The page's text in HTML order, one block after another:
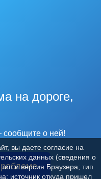
на дороге,
сообщите о ней!
вы даете согласие на
данных (сведения о
и версия Браузера; тип
источник откуда пришел